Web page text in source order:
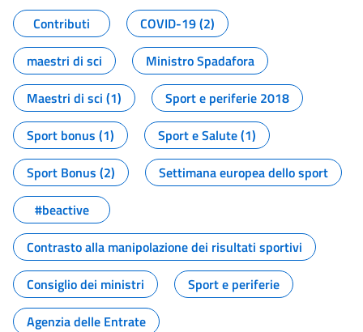
Contributi
COVID-19 (2)
maestri di sci
Ministro Spadafora
Maestri di sci (1)
Sport e periferie 2018
Sport bonus (1)
Sport e Salute (1)
Sport Bonus (2)
Settimana europea dello sport
#beactive
Contrasto alla manipolazione dei risultati sportivi
Consiglio dei ministri
Sport e periferie
Agenzia delle Entrate